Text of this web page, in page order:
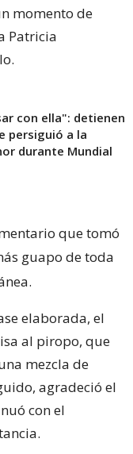
momento de
Patricia
con ella": detienen
persiguió a la
durante Mundial
que tomó
guapo de toda
elaborada, el
al piropo, que
mezcla de
agradeció el
con el